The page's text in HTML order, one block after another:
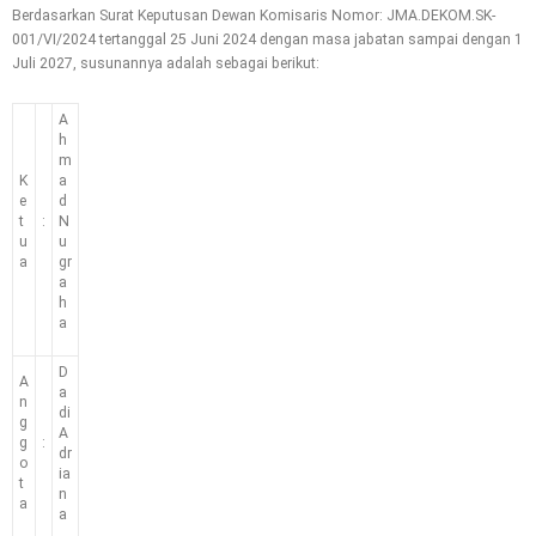
Berdasarkan Surat Keputusan Dewan Komisaris Nomor: JMA.DEKOM.SK-
001/VI/2024 tertanggal 25 Juni 2024 dengan masa jabatan sampai dengan 1
Juli 2027, susunannya adalah sebagai berikut:
K
e
t
u
a
:
A
h
m
a
d
N
u
gr
a
h
a
A
n
g
g
o
t
a
:
D
a
di
A
dr
ia
n
a